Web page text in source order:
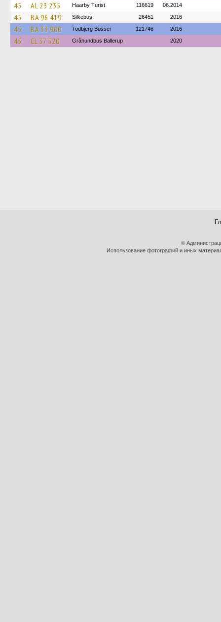
45 AL 23 235 Haarby Turist 116619 06.2014
45 BA 96 419 Silkebus 26451 2016
45 BA 33 900 Todbjerg Busser 121746 2016
45 CL 37 520 Gråhundbus Ballerup 2020
©
Использование фотографий и иных